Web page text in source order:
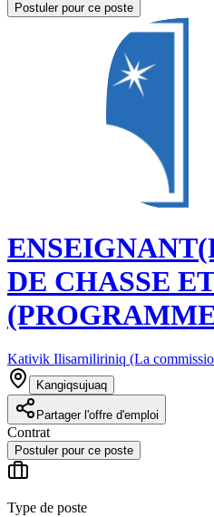
Postuler pour ce poste
DE CHASSE
Kativik Ilisarniliriniq (La
Kangiqsujuaq
Partager l'offre d'emploi
Contrat
Postuler pour ce poste
Type de poste